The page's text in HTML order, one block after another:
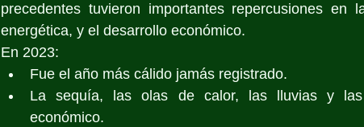
precedentes tuvieron importantes repercusiones en
energética, y el desarrollo económico.
En 2023:
Fue el año más cálido jamás registrado.
La sequía, las olas de calor, las lluvias y las
económico.